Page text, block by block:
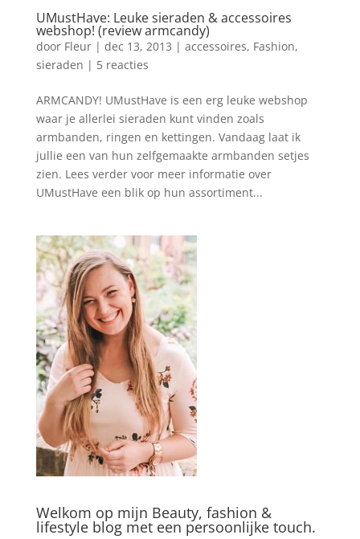
UMustHave: Leuke sieraden & accessoires
webshop! (review armcandy)
door Fleur| dec 13, 2013 | accessoires, Fashion,
sieraden | 5 reacties
ARMCANDY! UMustHave is een erg leuke webshop
waar je allerlei sieraden kunt vinden zoals
armbanden, ringen en kettingen. Vandaag laat ik
jullie een van hun zelfgemaakte armbanden setjes
zien. Lees verder voor meer informatie over
UMustHave een blik op hun assortiment...
Welkom op mijn Beauty, fashion &
lifestyle blog met een persoonlijke touch.